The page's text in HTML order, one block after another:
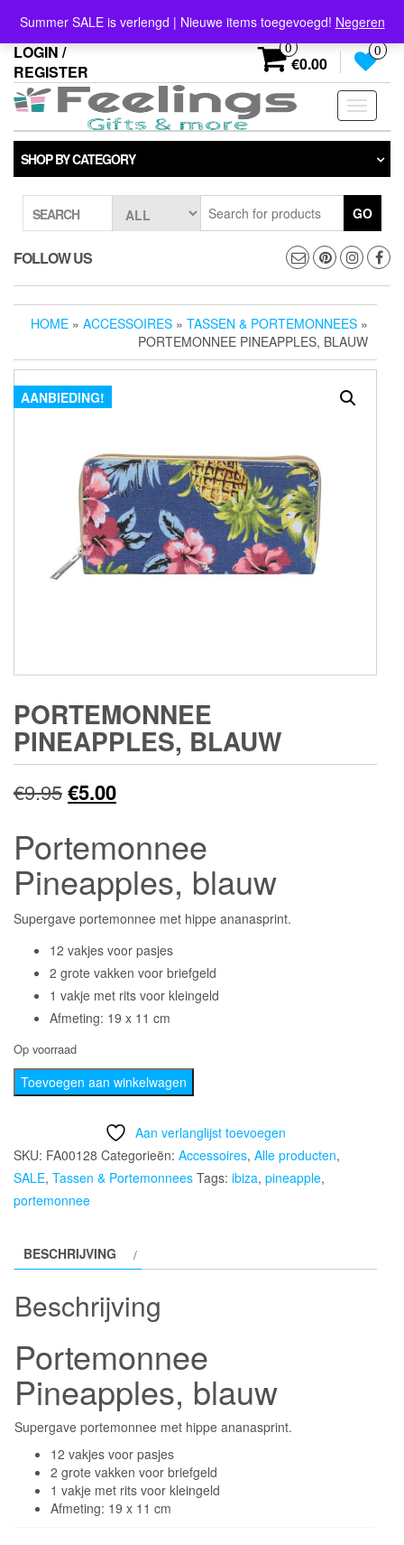
the
content
Summer SALE is verlengd | Nieuwe items toegevoegd! Negeren
info@feelings-giftshop.nl
LOGIN /
REGISTER
0
€0.00
0
Toggle
SHOP BY CATEGORY
SEARCH GO
FOLLOW US
HOME » ACCESSOIRES » TASSEN & PORTEMONNEES »
PORTEMONNEE PINEAPPLES, BLAUW
AANBIEDING!
PORTEMONNEE
PINEAPPLES, BLAUW
€9.95Oorspronkelijke
was:
€9.95.
€5.00Huidige
is:
€5.00.
Portemonnee
Pineapples, blauw
Supergave portemonnee met hippe ananasprint.
12 vakjes voor pasjes
2 grote vakken voor briefgeld
1 vakje met rits voor kleingeld
Afmeting: 19 x 11 cm
Op voorraad
Portemonnee
Pineapples,
Toevoegen aan winkelwagen
Aan verlanglijst toevoegen
SKU: FA00128 Categorieën: Accessoires, Alle producten,
SALE, Tassen & Portemonnees Tags: ibiza, pineapple,
portemonnee
BESCHRIJVING
Beschrijving
Portemonnee
Pineapples, blauw
Supergave portemonnee met hippe ananasprint.
12 vakjes voor pasjes
2 grote vakken voor briefgeld
1 vakje met rits voor kleingeld
Afmeting: 19 x 11 cm